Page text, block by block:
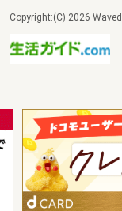
Copyright:(C) 2026